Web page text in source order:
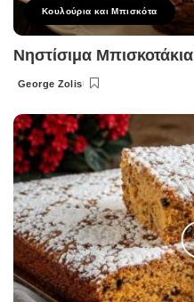
Κουλούρια και Μπισκότα
Νηστίσιμα
Posted
George Zolis